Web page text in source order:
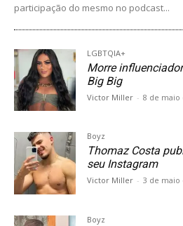
participação do mesmo no podcast...
LGBTQIA+
Morre
Big Big
Victor Miller - 8 de maio
Boyz
Thomaz Costa
seu Instagram
Victor Miller - 3 de maio
Boyz